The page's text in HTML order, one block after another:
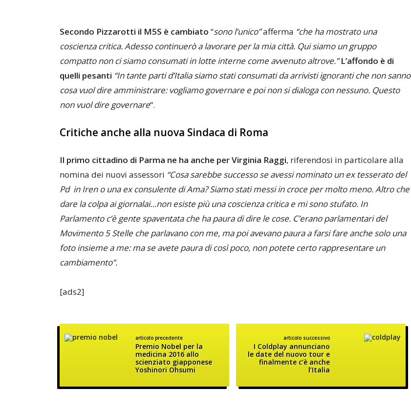
Secondo Pizzarotti il M5S è cambiato “sono l’unico”afferma “che ha mostrato una
coscienza critica. Adesso continuerò a lavorare per la mia città. Qui siamo un gruppo
compatto non ci siamo consumati in lotte interne come avvenuto altrove.”L’affondo è di
quelli pesanti “In tante parti d’Italia siamo stati consumati da arrivisti ignoranti che non sanno
cosa vuol dire amministrare: vogliamo governare e poi non si dialoga con nessuno. Questo
non vuol dire governare“.
Critiche anche alla nuova Sindaca di Roma
Il primo cittadino di Parma ne ha anche per Virginia Raggi, riferendosi in particolare alla
nomina dei nuovi assessori “Cosa sarebbe successo se avessi nominato un ex tesserato del
Pd in Iren o una ex consulente di Ama? Siamo stati messi in croce per molto meno. Altro che
dare la colpa ai giornalai…non esiste più una coscienza critica e mi sono stufato. In
Parlamento c’è gente spaventata che ha paura di dire le cose. C’erano parlamentari del
Movimento 5 Stelle che parlavano con me, ma poi avevano paura a farsi fare anche solo una
foto insieme a me: ma se avete paura di così poco, non potete certo rappresentare un
cambiamento”.
[ads2]
articolo precedente
Premio Nobel per la
medicina 2016 allo
scienziato giapponese
Yoshinori Ohsumi
articolo successivo
I Coldplay annunciano
le date del nuovo tour e
finalmente c’è anche
l’Italia